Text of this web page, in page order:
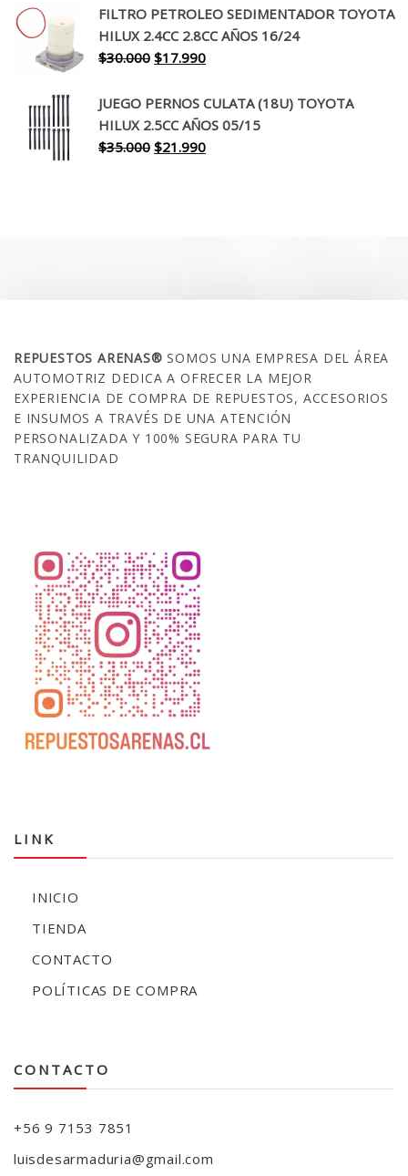
original
era:
$260.000.
actual
es:
FILTRO PETROLEO SEDIMENTADOR TOYOTA
HILUX 2.4CC 2.8CC AÑOS 16/24
$30.000 El
original
era:
$30.000.
$17.990El
actual
es:
$17.990.
JUEGO PERNOS CULATA (18U) TOYOTA
HILUX 2.5CC AÑOS 05/15
$35.000 El
$21.990El
REPUESTOS ARENAS®SOMOS UNA EMPRESA DEL ÁREA
AUTOMOTRIZ DEDICA A OFRECER LA MEJOR
EXPERIENCIA DE COMPRA DE REPUESTOS, ACCESORIOS
E INSUMOS A TRAVÉS DE UNA ATENCIÓN
PERSONALIZADA Y 100% SEGURA PARA TU
TRANQUILIDAD
LINK
INICIO
TIENDA
CONTACTO
POLÍTICAS DE COMPRA
CONTACTO
+56 9 7153 7851
luisdesarmaduria@gmail.com